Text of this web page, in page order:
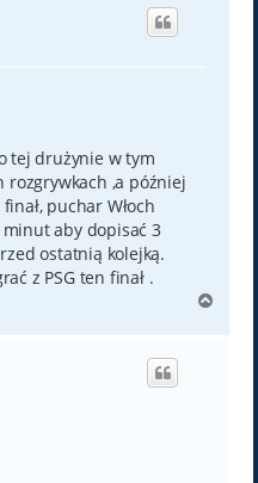
tej drużynie w tym
rozgrywkach ,a później
puchar Włoch
minut aby dopisać 3
ostatnią kolejką.
z PSG ten finał .
g